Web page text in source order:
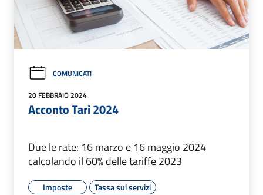
COMUNICATI
20 FEBBRAIO 2024
Acconto Tari 2024
Due le rate: 16 marzo e 16 maggio 2024
calcolando il 60% delle tariffe 2023
Imposte Tassa sui servizi